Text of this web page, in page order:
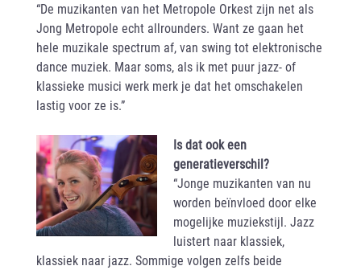
“De muzikanten van het Metropole Orkest zijn net als
Jong Metropole echt allrounders. Want ze gaan het
hele muzikale spectrum af, van swing tot elektronische
dance muziek. Maar soms, als ik met puur jazz- of
klassieke musici werk merk je dat het omschakelen
lastig voor ze is.”
Is dat ook een
generatieverschil?
“Jonge muzikanten van nu
worden beïnvloed door elke
mogelijke muziekstijl. Jazz
luistert naar klassiek,
klassiek naar jazz. Sommige volgen zelfs beide